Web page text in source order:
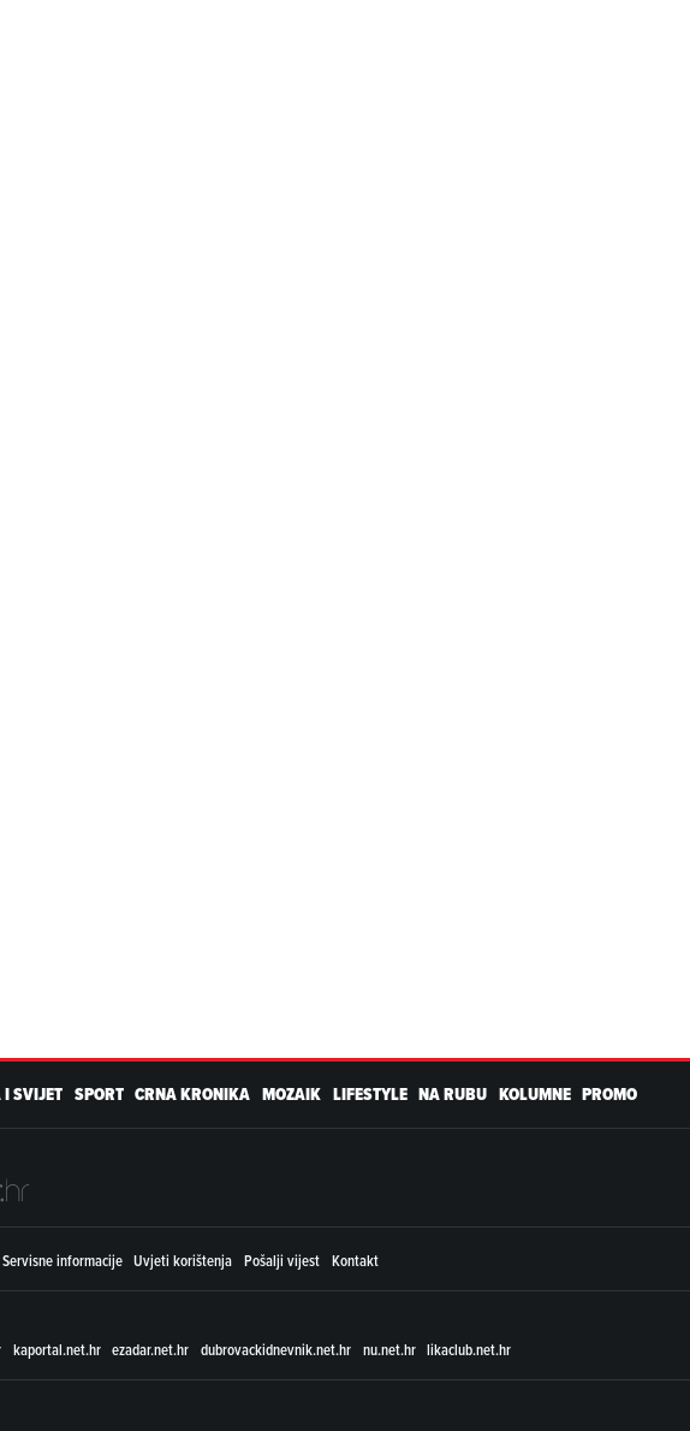
SVIJET SPORT CRNA KRONIKA MOZAIK LIFESTYLE NA RUBU KOLUMNE PROMO
Servisne informacije Uvjeti korištenja Pošalji vijest Kontakt
kaportal.net.hr ezadar.net.hr dubrovackidnevnik.net.hr nu.net.hr likaclub.net.hr